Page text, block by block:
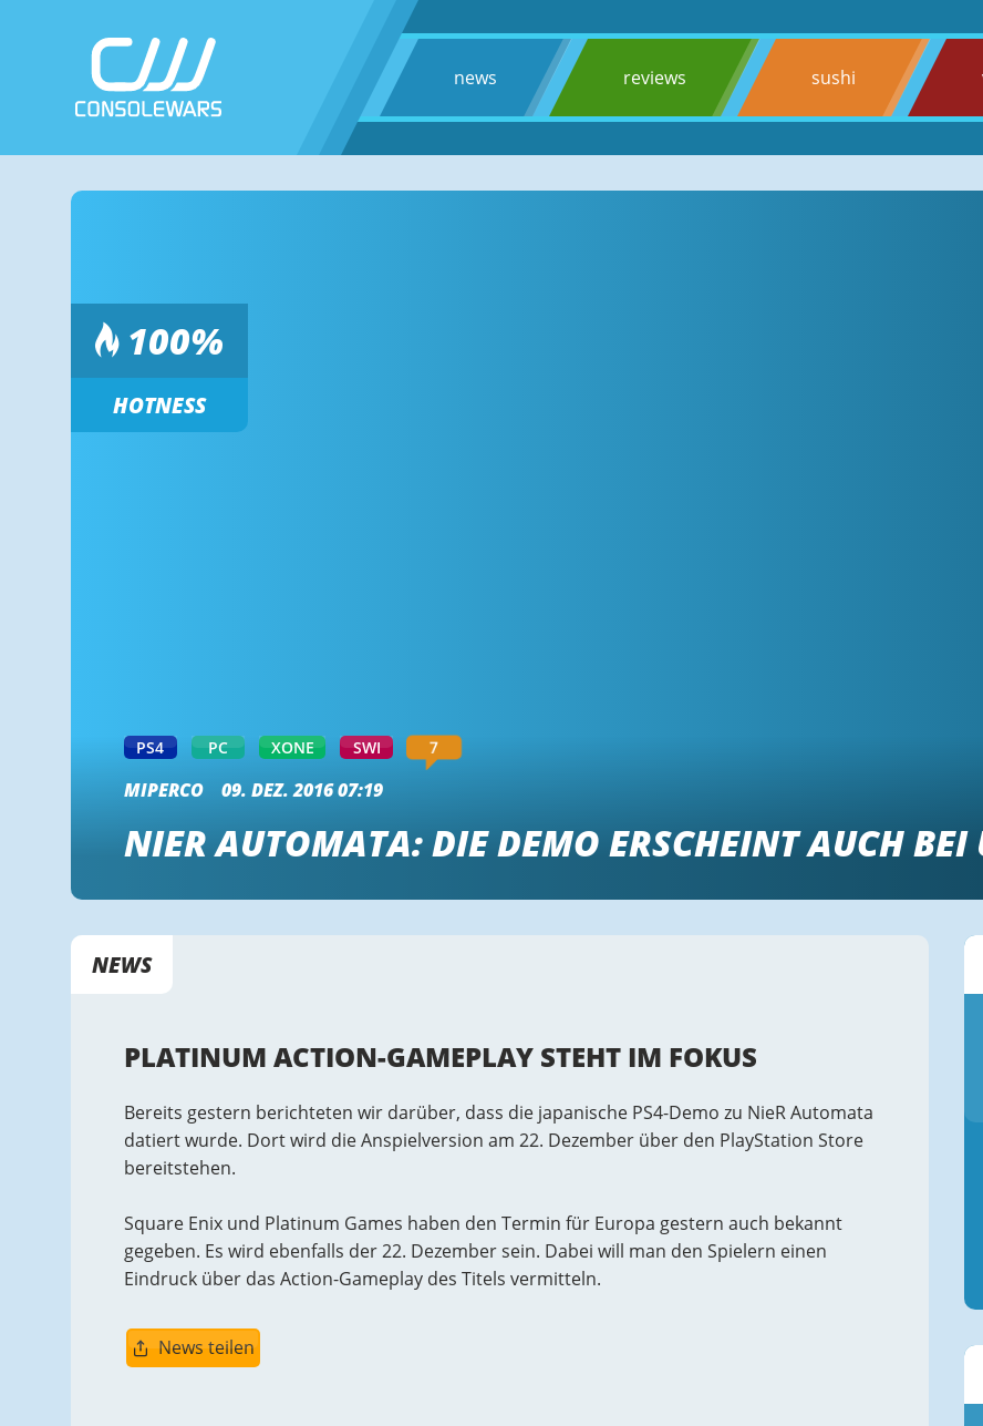
news reviews sushi
100%
HOTNESS
PS4 PC XONE SWI 7
MIPERCO 09. DEZ. 2016 07:19
NIER AUTOMATA: DIE DEMO ERSCHEINT AUCH
NEWS
PLATINUM ACTION-GAMEPLAY STEHT IM FOKUS
Bereits gestern berichteten wir darüber, dass die japanische PS4-Demo zu NieR Automata
datiert wurde. Dort wird die Anspielversion am 22. Dezember über den PlayStation Store
bereitstehen.
Square Enix und Platinum Games haben den Termin für Europa gestern auch bekannt
gegeben. Es wird ebenfalls der 22. Dezember sein. Dabei will man den Spielern einen
Eindruck über das Action-Gameplay des Titels vermitteln.
News teilen